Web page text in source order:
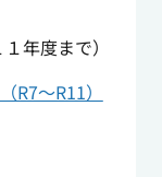
年度まで）
～R11）